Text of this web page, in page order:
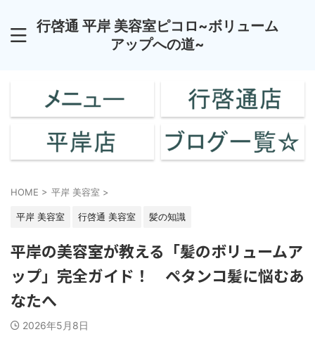
行啓通 平岸 美容室ピコロ~ボリューム
アップへの道~
HOME > 平岸 美容室 >
平岸 美容室 行啓通 美容室 髪の知識
平岸の美容室が教える「髪のボリュームア
ップ」完全ガイド！ ペタンコ髪に悩むあ
なたへ
2026年5月8日